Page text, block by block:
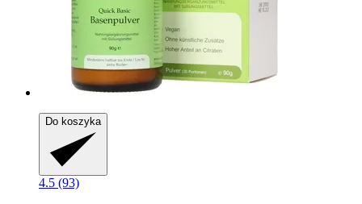
Do koszyka
4.5 (93)